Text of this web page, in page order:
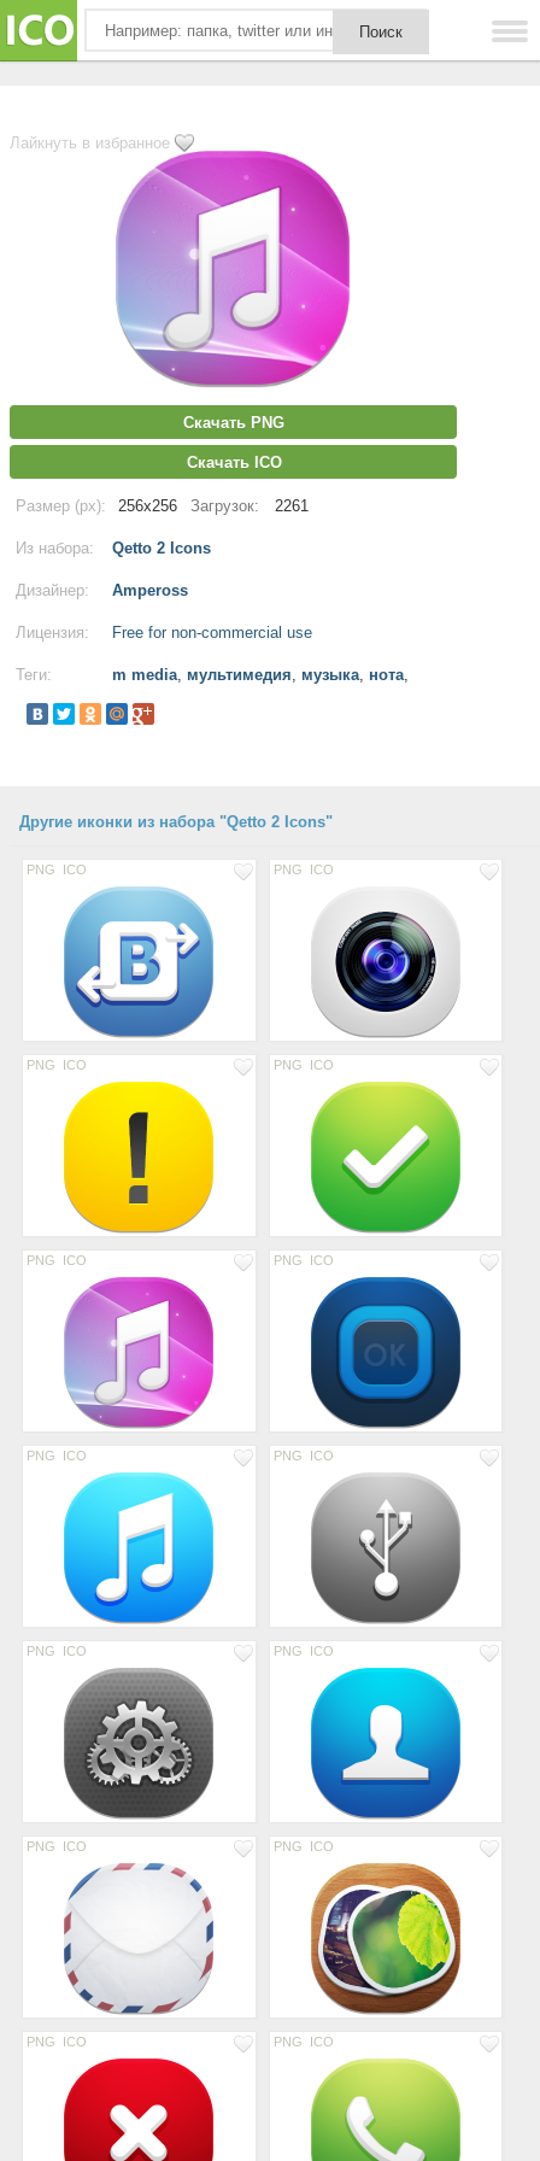
Лайкнуть в избранное
Скачать PNG
Скачать ICO
Размер (px): 256x256 Загрузок: 2261
Из набора: Qetto 2 Icons
Дизайнер: Ampeross
Лицензия: Free for non-commercial use
Теги: m media, мультимедия, музыка, нота,
Другие иконки из набора "Qetto 2 Icons"
PNG ICO PNG ICO
PNG ICO PNG ICO
PNG ICO PNG ICO
PNG ICO PNG ICO
PNG ICO PNG ICO
PNG ICO PNG ICO
PNG ICO PNG ICO